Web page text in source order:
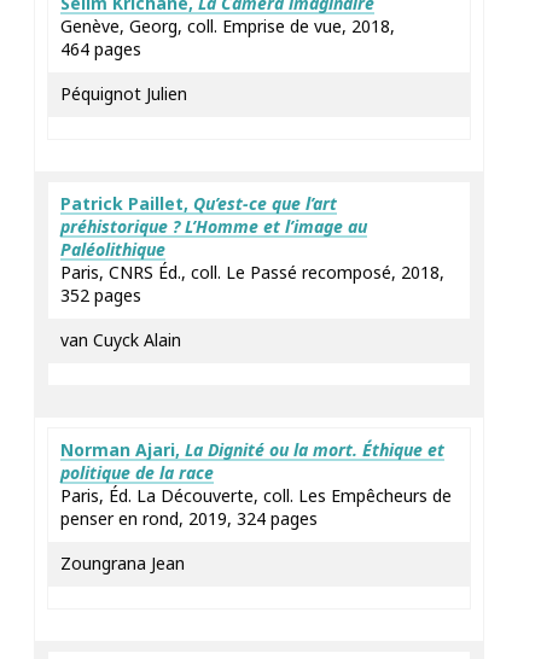
Genève, Georg, coll. Emprise de vue, 2018,
464 pages
Péquignot Julien
Patrick Paillet, Qu’est-ce que l’art
préhistorique ? L’Homme et l’image au
Paléolithique
Paris, CNRS Éd., coll. Le Passé recomposé, 2018,
352 pages
van Cuyck Alain
Norman Ajari, La Dignité ou la mort. Éthique et
politique de la race
Paris, Éd. La Découverte, coll. Les Empêcheurs de
penser en rond, 2019, 324 pages
Zoungrana Jean